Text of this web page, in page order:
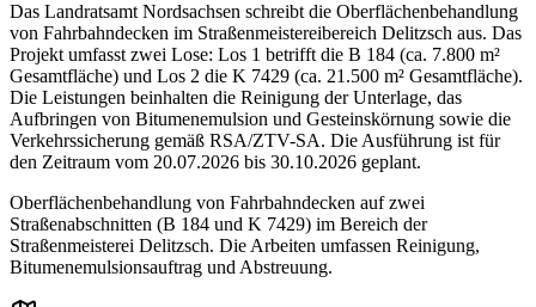
Das Landratsamt Nordsachsen schreibt die Oberflächenbehandlung
von Fahrbahndecken im Straßenmeistereibereich Delitzsch aus. Das
Projekt umfasst zwei Lose: Los 1 betrifft die B 184 (ca. 7.800 m²
Gesamtfläche) und Los 2 die K 7429 (ca. 21.500 m² Gesamtfläche).
Die Leistungen beinhalten die Reinigung der Unterlage, das
Aufbringen von Bitumenemulsion und Gesteinskörnung sowie die
Verkehrssicherung gemäß RSA/ZTV-SA. Die Ausführung ist für
den Zeitraum vom 20.07.2026 bis 30.10.2026 geplant.
Oberflächenbehandlung von Fahrbahndecken auf zwei
Straßenabschnitten (B 184 und K 7429) im Bereich der
Straßenmeisterei Delitzsch. Die Arbeiten umfassen Reinigung,
Bitumenemulsionsauftrag und Abstreuung.